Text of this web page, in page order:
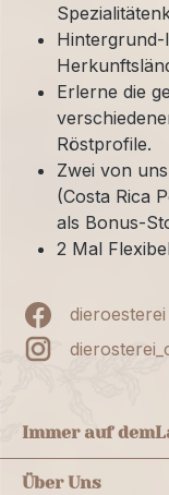
Erlerne die
Röstprofile.
Zwei von
(Costa Rica
als Bonus-
2 Mal
dieroesterei
Immer auf dem
Über Uns